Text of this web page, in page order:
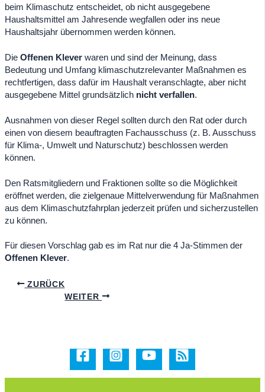
beim Klimaschutz entscheidet, ob nicht ausgegebene
Haushaltsmittel am Jahresende wegfallen oder ins neue
Haushaltsjahr übernommen werden können.
Die Offenen Klever waren und sind der Meinung, dass
Bedeutung und Umfang klimaschutzrelevanter Maßnahmen es
rechtfertigen, dass dafür im Haushalt veranschlagte, aber nicht
ausgegebene Mittel grundsätzlich nicht verfallen.
Ausnahmen von dieser Regel sollten durch den Rat oder durch
einen von diesem beauftragten Fachausschuss (z. B. Ausschuss
für Klima-, Umwelt und Naturschutz) beschlossen werden
können.
Den Ratsmitgliedern und Fraktionen sollte so die Möglichkeit
eröffnet werden, die zielgenaue Mittelverwendung für Maßnahmen
aus dem Klimaschutzfahrplan jederzeit prüfen und sicherzustellen
zu können.
Für diesen Vorschlag gab es im Rat nur die 4 Ja-Stimmen der
Offenen Klever.
ZURÜCK
WEITER